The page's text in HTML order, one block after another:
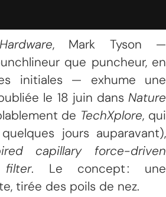
, Mark Tyson —
que puncheur, en
initiales — exhume une
le 18 juin dans Nature
de TechXplore, qui
jours auparavant),
capillary force-driven
filter. Le concept : une
tirée des poils de nez.